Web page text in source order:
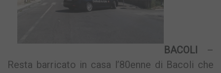
BACOLI
–
Resta barricato in casa l’80enne di Bacoli che